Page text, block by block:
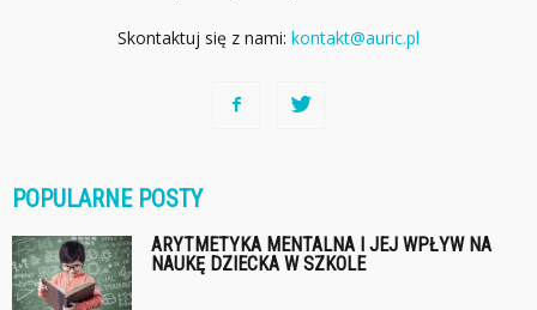
Skontaktuj się z nami: kontakt@auric.pl
POPULARNE POSTY
ARYTMETYKA MENTALNA I JEJ WPŁYW NA
NAUKĘ DZIECKA W SZKOLE